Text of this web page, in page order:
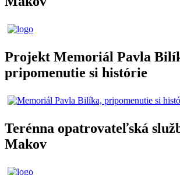
Projekt Memoriál Pavla
pripomenutie si histórie
Terénna opatrovateľská
Makov